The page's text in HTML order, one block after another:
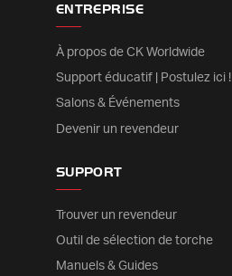
ENTREPRISE
À propos de CK Worldwide
Support éducatif | Postulez ici !
Salons & Événements
Devenir un revendeur
SUPPORT
Trouver un revendeur
Outil de sélection de torche
Manuels & Guides